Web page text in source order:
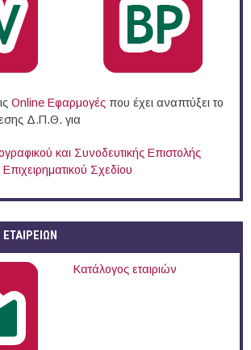
Online Eφαρμογές που έχει αναπτύξει το
Δ.Π.Θ. για
και Συνοδευτικής Επιστολής
Σχεδίου
Κατάλογος εταιριών